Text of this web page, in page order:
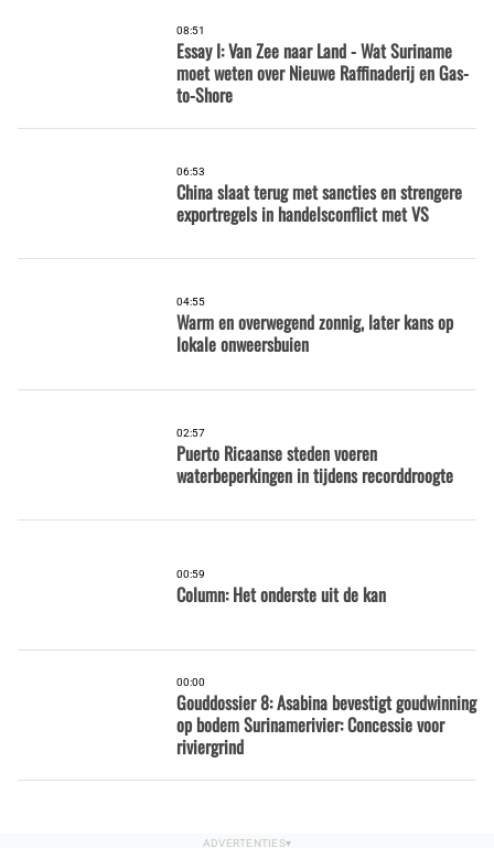
08:51
Essay I: Van Zee naar Land - Wat Suriname
moet weten over Nieuwe Raffinaderij en Gas-
to-Shore
06:53
China slaat terug met sancties en strengere
exportregels in handelsconflict met VS
04:55
Warm en overwegend zonnig, later kans op
lokale onweersbuien
02:57
Puerto Ricaanse steden voeren
waterbeperkingen in tijdens recorddroogte
00:59
Column: Het onderste uit de kan
00:00
Gouddossier 8: Asabina bevestigt goudwinning
op bodem Surinamerivier: Concessie voor
riviergrind